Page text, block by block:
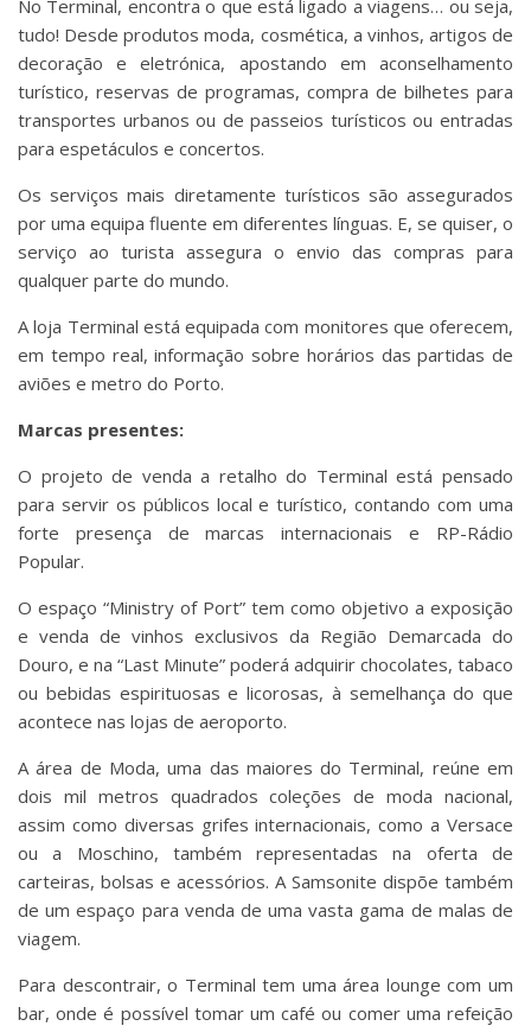
No Terminal, encontra o que está ligado a viagens… ou seja,
tudo! Desde produtos moda, cosmética, a vinhos, artigos de
decoração e eletrónica, apostando em aconselhamento
turístico, reservas de programas, compra de bilhetes para
transportes urbanos ou de passeios turísticos ou entradas
para espetáculos e concertos.
Os serviços mais diretamente turísticos são assegurados
por uma equipa fluente em diferentes línguas. E, se quiser, o
serviço ao turista assegura o envio das compras para
qualquer parte do mundo.
A loja Terminal está equipada com monitores que oferecem,
em tempo real, informação sobre horários das partidas de
aviões e metro do Porto.
Marcas presentes:
O projeto de venda a retalho do Terminal está pensado
para servir os públicos local e turístico, contando com uma
forte presença de marcas internacionais e RP-Rádio
Popular.
O espaço “Ministry of Port” tem como objetivo a exposição
e venda de vinhos exclusivos da Região Demarcada do
Douro, e na “Last Minute” poderá adquirir chocolates, tabaco
ou bebidas espirituosas e licorosas, à semelhança do que
acontece nas lojas de aeroporto.
A área de Moda, uma das maiores do Terminal, reúne em
dois mil metros quadrados coleções de moda nacional,
assim como diversas grifes internacionais, como a Versace
ou a Moschino, também representadas na oferta de
carteiras, bolsas e acessórios. A Samsonite dispõe também
de um espaço para venda de uma vasta gama de malas de
viagem.
Para descontrair, o Terminal tem uma área lounge com um
bar, onde é possível tomar um café ou comer uma refeição